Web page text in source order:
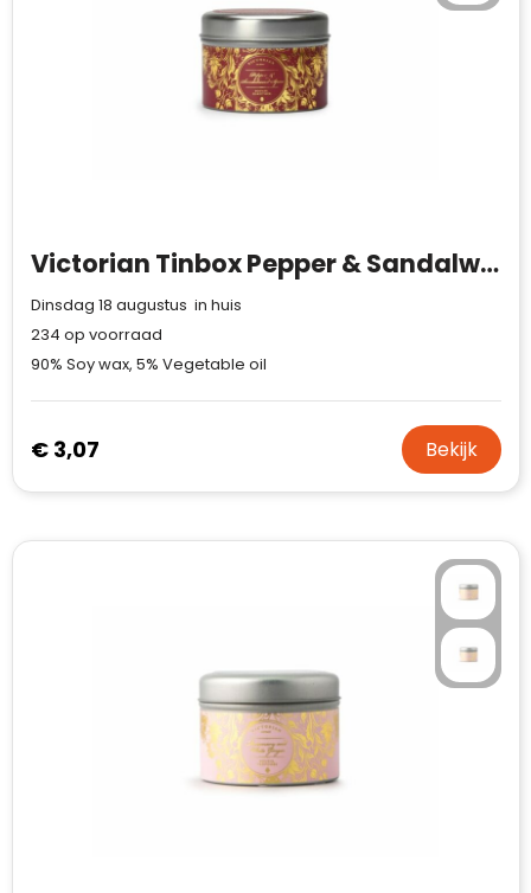
Victorian Tinbox Pepper & Sandalwood Spice geurkaars
Dinsdag 18 augustus in huis
234 op voorraad
90% Soy wax, 5% Vegetable oil
€ 3,07 Bekijk